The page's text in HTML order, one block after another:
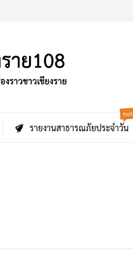
รายงานสาธารณภัยประจำวัน
hot